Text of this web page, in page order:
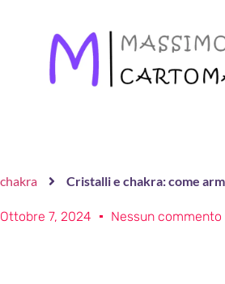
chakra Cristalli e chakra: come
Ottobre 7, 2024 Nessun commento